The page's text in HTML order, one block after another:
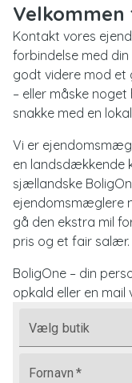
Velkommen
Kontakt vores
forbindelse med
godt videre mod et
– eller måske
snakke med en
Vi er
en landsdækkende
sjællandske
ejendomsmæglere
gå den ekstra mil
pris og et fair salær.
BoligOne – din
opkald eller en
Vælg butik
Fornavn *